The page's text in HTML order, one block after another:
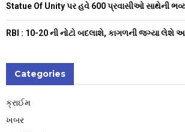
Statue Of Unity પર હવે 600 પ્રવાસીઓ સાથેની
RBI : ₹10-20 ની નોટો બદલાશે, કાગળની જગ્યા લેશે
Categories
ક્રાઈમ
ખબર